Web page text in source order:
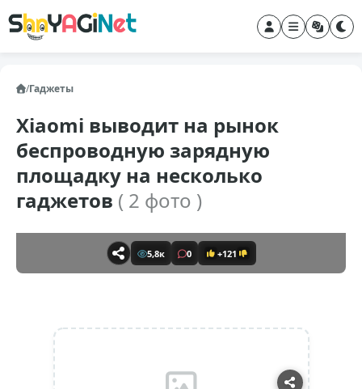
/Гаджеты
Xiaomi выводит на рынок
беспроводную зарядную
площадку на несколько
гаджетов ( 2 фото )
5,8к 0 +121